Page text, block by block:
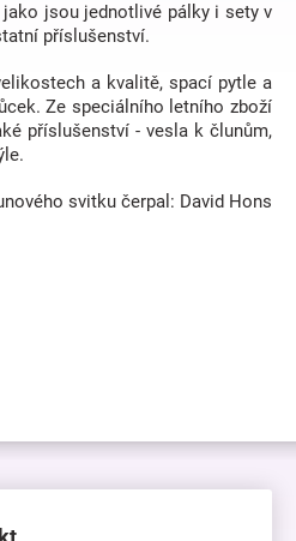
jsou jednotlivé pálky i sety v
příslušenství.
a kvalitě, spací pytle a
Ze speciálního letního zboží
příslušenství - vesla k člunům,
svitku čerpal: David Hons